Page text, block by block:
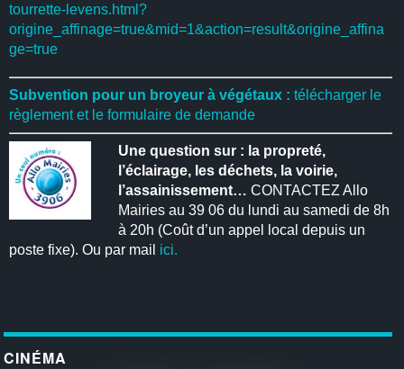
tourrette-levens.html?
origine_affinage=true&mid=1&action=result&origine_affina
ge=true
Subvention pour un broyeur à végétaux : télécharger le
règlement et le formulaire de demande
Une question sur : la propreté,
l’éclairage, les déchets, la voirie,
l’assainissement… CONTACTEZ Allo
Mairies au 39 06 du lundi au samedi de 8h
à 20h (Coût d’un appel local depuis un
poste fixe). Ou par mail ici.
CINÉMA